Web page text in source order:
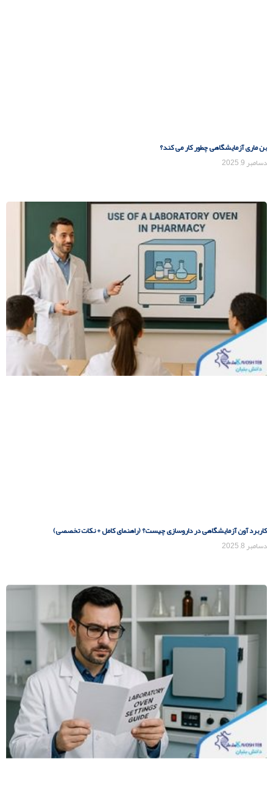
بن ماری آزمایشگاهی چطور کار می کند؟
دسامبر 9, 2025
کاربرد آون آزمایشگاهی در داروسازی چیست؟ (راهنمای کامل + نکات تخصصی)
دسامبر 8, 2025